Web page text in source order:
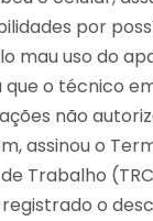
por
mau uso do
o técnico
não
assinou o
Trabalho
o